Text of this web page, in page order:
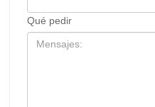
Qué pedir